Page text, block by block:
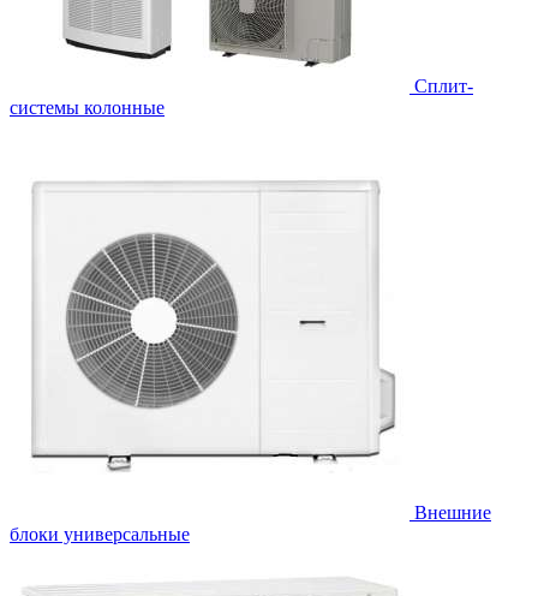
Cплит-
системы колонные
Внешние
блоки универсальные